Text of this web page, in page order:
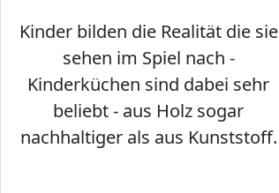
Kinder bilden die Realität die sie
sehen im Spiel nach -
Kinderküchen sind dabei sehr
beliebt - aus Holz sogar
nachhaltiger als aus Kunststoff.